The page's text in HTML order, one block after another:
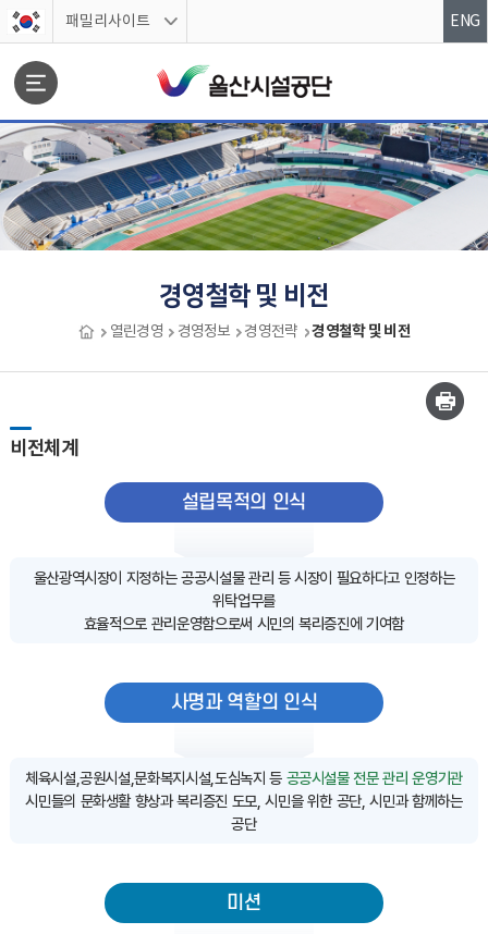
스킵네비게이션
패밀리사이트 ENG
경영철학 및 비전
열린경영 경영정보 경영전략 경영철학 및 비전
경영철학 및 비전 시작
비전체계
설립목적의 인식
울산광역시장이 지정하는 공공시설물 관리 등 시장이 필요하다고 인정하는
위탁업무를
효율적으로 관리운영함으로써 시민의 복리증진에 기여함
사명과 역할의 인식
체육시설,공원시설,문화복지시설,도심녹지 등 공공시설물 전문 관리 운영기관
시민들의 문화생활 향상과 복리증진 도모, 시민을 위한 공단, 시민과 함께하는
공단
미션